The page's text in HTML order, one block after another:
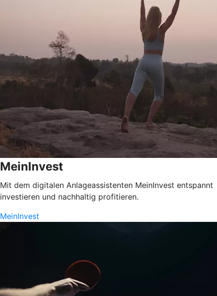
MeinInvest
Mit dem digitalen Anlageassistenten MeinInvest entspannt
investieren und nachhaltig profitieren.
MeinInvest